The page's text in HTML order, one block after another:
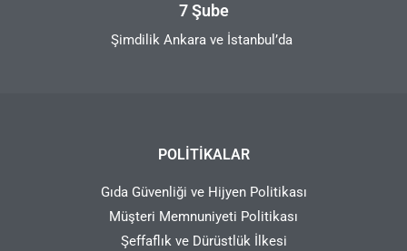
7 Şube
Şimdilik Ankara ve İstanbul’da
POLITIKALAR
Gıda Güvenliği ve Hijyen Politikası
Müşteri Memnuniyeti Politikası
Şeffaflık ve Dürüstlük İlkesi